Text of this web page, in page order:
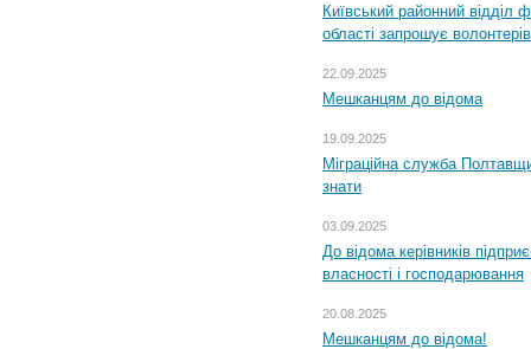
Київський районний відділ
області запрошує
22.09.2025
Мешканцям до відома
19.09.2025
Міграційна служба
знати
03.09.2025
До відома керівників
власності і господарювання
20.08.2025
Мешканцям до відома!